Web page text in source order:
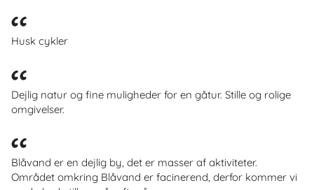
Husk cykler
Dejlig natur og fine muligheder for en gåtur. Stille og rolige
omgivelser.
Blåvand er en dejlig by, det er masser af aktiviteter.
Området omkring Blåvand er facinerend, derfor kommer vi